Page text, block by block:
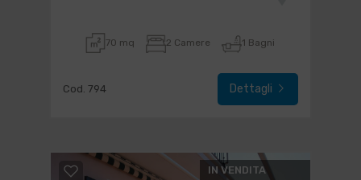
70 mq 2 Camere 1 Bagni
Cod. 794 Dettagli
IN VENDITA